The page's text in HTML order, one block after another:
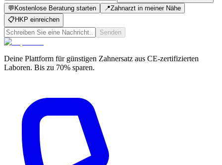
💬 Kostenlose Beratung starten 📍Zahnarzt in meiner Nähe
📋 HKP einreichen
Senden
Deine Plattform für günstigen Zahnersatz aus CE-zertifizierten
Laboren. Bis zu 70% sparen.